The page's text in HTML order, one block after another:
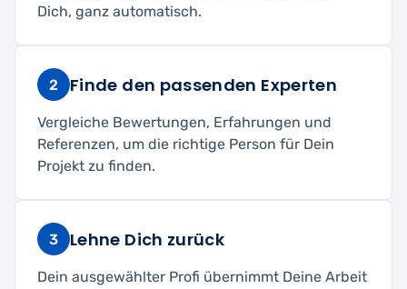
Dich, ganz automatisch.
2 Finde den passenden Experten
Vergleiche Bewertungen, Erfahrungen und
Referenzen, um die richtige Person für Dein
Projekt zu finden.
3 Lehne Dich zurück
Dein ausgewählter Profi übernimmt Deine Arbeit